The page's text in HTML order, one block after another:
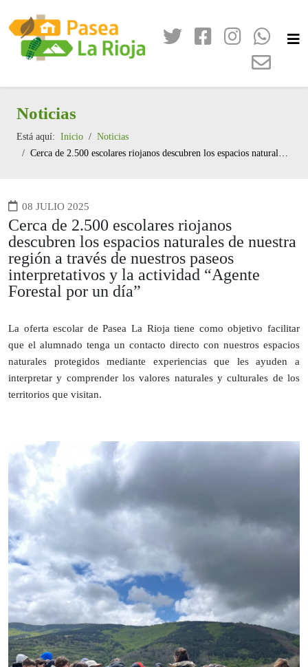
Noticias
Está aquí: Inicio
Noticias
Cerca de 2.500 escolares riojanos descubren los espacios naturales de nuestra región a través de nuestros paseos interpretativos y la actividad “Agente Forestal por un día”
08 JULIO 2025
Cerca de 2.500 escolares riojanos
descubren los espacios naturales de nuestra
región a través de nuestros paseos
interpretativos y la actividad “Agente
Forestal por un día”
La oferta escolar de Pasea La Rioja tiene como objetivo facilitar
que el alumnado tenga un contacto directo con nuestros espacios
naturales protegidos mediante experiencias que les ayuden a
interpretar y comprender los valores naturales y culturales de los
territorios que visitan.